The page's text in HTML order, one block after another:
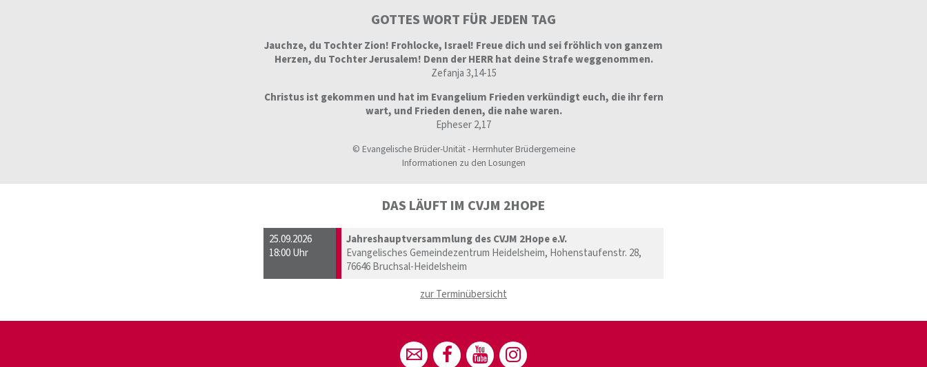
GOTTES WORT FÜR JEDEN TAG
Jauchze, du Tochter Zion! Frohlocke, Israel! Freue dich und sei fröhlich von ganzem
Herzen, du Tochter Jerusalem! Denn der HERR hat deine Strafe weggenommen.
Zefanja 3,14-15
Christus ist gekommen und hat im Evangelium Frieden verkündigt euch, die ihr fern
wart, und Frieden denen, die nahe waren.
Epheser 2,17
© Evangelische Brüder-Unität - Herrnhuter Brüdergemeine
Informationen zu den Losungen
DAS LÄUFT IM CVJM 2HOPE
25.09.2026
18:00 Uhr
Jahreshauptversammlung des CVJM 2Hope e.V.
Evangelisches Gemeindezentrum Heidelsheim, Hohenstaufenstr. 28,
76646 Bruchsal-Heidelsheim
zur Terminübersicht